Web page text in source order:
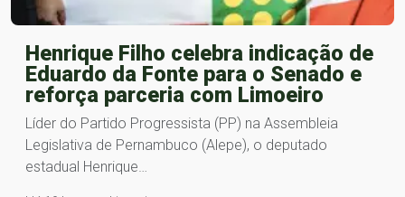
Henrique Filho celebra indicação de
Eduardo da Fonte para o Senado e
reforça parceria com Limoeiro
Líder do Partido Progressista (PP) na Assembleia
Legislativa de Pernambuco (Alepe), o deputado
estadual Henrique…